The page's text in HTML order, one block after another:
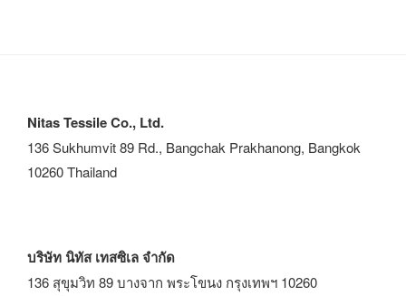
Nitas Tessile Co., Ltd.
136 Sukhumvit 89 Rd., Bangchak Prakhanong, Bangkok
10260 Thailand
บริษัท นิทัส เทสซิเล จำกัด
136 สุขุมวิท 89 บางจาก พระโขนง กรุงเทพฯ 10260